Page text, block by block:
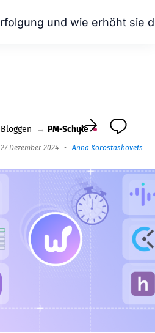
Bloggen → PM-Schule
27 Dezember 2024 •Anna Korostashovets